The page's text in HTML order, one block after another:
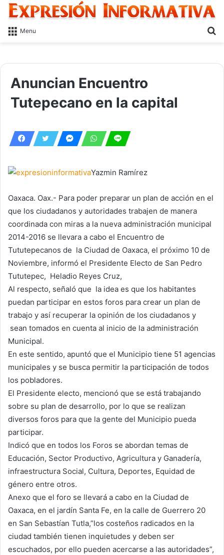
Menu
Anuncian Encuentro
Tutepecano en la capital
Yazmin Ramírez
Oaxaca. Oax.- Para poder preparar un plan de acción en el
que los ciudadanos y autoridades trabajen de manera
coordinada con miras a la nueva administración municipal
2014-2016 se llevara a cabo el Encuentro de
Tututepecanos de la Ciudad de Oaxaca, el próximo 10 de
Noviembre, informó el Presidente Electo de San Pedro
Tututepec, Heladio Reyes Cruz,
Al respecto, señaló que la idea es que los habitantes
puedan participar en estos foros para crear un plan de
trabajo y así recuperar la opinión de los ciudadanos y
sean tomados en cuenta al inicio de la administración
Municipal.
En este sentido, apuntó que el Municipio tiene 51 agencias
municipales y se busca permitir la participación de todos
los pobladores.
El Presidente electo, mencionó que se está trabajando
sobre su plan de desarrollo, por lo que se realizan
diversos foros para que la gente del Municipio pueda
participar.
Indicó que en todos los Foros se abordan temas de
Educación, Sector Productivo, Agricultura y Ganadería,
infraestructura Social, Cultura, Deportes, Equidad de
género entre otros.
Anexo que el foro se llevará a cabo en la Ciudad de
Oaxaca, en el jardín Santa Fe, en la calle de Guerrero 20
en San Sebastían Tutla,”los costeños radicados en la
ciudad también tienen inquietudes y deben ser
escuchados, por ello pueden acercarse a las autoridades”,